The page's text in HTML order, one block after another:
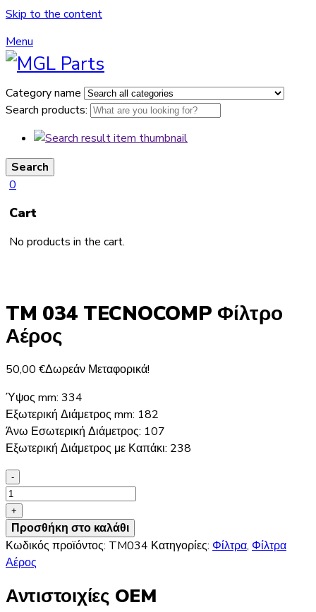
Skip to the content
Menu
Category name
Search products:
Search
0
Cart
No products in the cart.
TM 034 TECNOCOMP Φίλτρο
Αέρος
50,00 €Δωρεάν Μεταφορικά!
Ύψος mm: 334
Εξωτερική Διάμετρος mm: 182
Άνω Εσωτερική Διάμετρος: 107
Εξωτερική Διάμετρος με Καπάκι: 238
-
TM
034
TECNOCOMP
Φίλτρο
Αέρος
+
Προσθήκη στο καλάθι
Κωδικός προϊόντος: TM034 Κατηγορίες: Φίλτρα, Φίλτρα
Αέρος
Αντιστοιχίες OEM